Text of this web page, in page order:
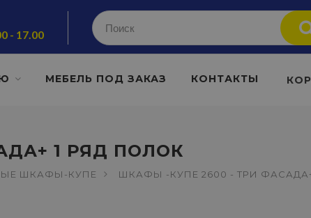
- 17.00
МЕБЕЛЬ ПОД ЗАКАЗ КОНТАКТЫ
1 РЯД ПОЛОК
ШКАФЫ-КУПЕ ШКАФЫ -КУПЕ 2600 - ТРИ